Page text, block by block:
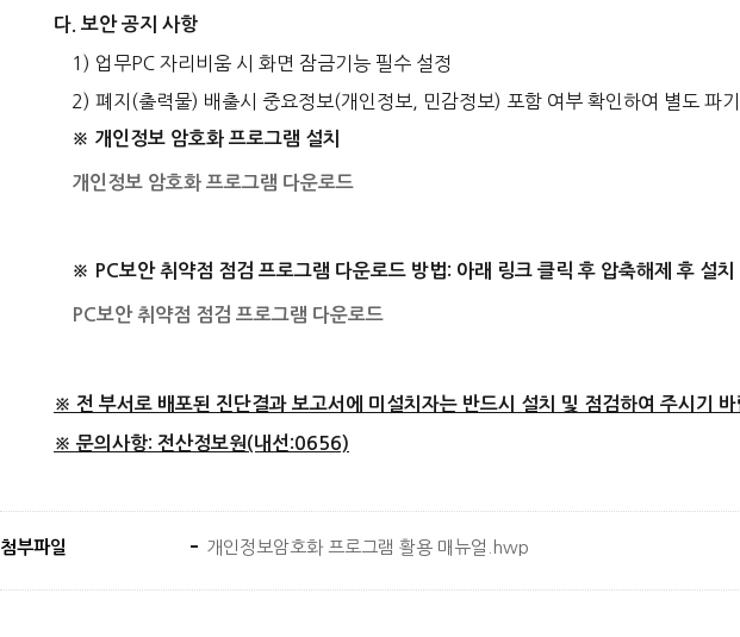
다. 보안 공지 사항
1) 업무PC 자리비움 시 화면 잠금기능 필수 설정
2) 폐지(출력물) 배출시 중요정보(개인정보, 민감정보) 포함 여부 확인하여 별도 파기
※ 개인정보 암호화 프로그램 설치
개인정보 암호화 프로그램 다운로드
※ PC보안 취약점 점검 프로그램 다운로드 방법: 아래 링크 클릭 후 압축해제 후 설치
PC보안 취약점 점검 프로그램 다운로드
※ 전 부서로 배포된 진단결과 보고서에 미설치자는 반드시 설치 및 점검하여 주시기 바
※ 문의사항: 전산정보원(내선:0656)
첨부파일 개인정보암호화 프로그램 활용 매뉴얼.hwp